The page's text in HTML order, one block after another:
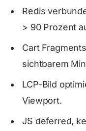
Redis
> 90 Prozent
Cart
sichtbarem
LCP-Bild
Viewport.
JS deferred,